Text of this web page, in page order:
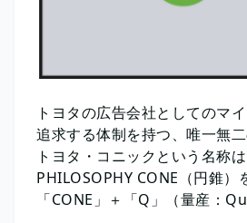
トヨタの広告会社としてのマ
追求する体制を持つ、唯一無
トヨタ・コニックという名称
PHILOSOPHY CONE（円錐
「CONE」＋「Q」（量産